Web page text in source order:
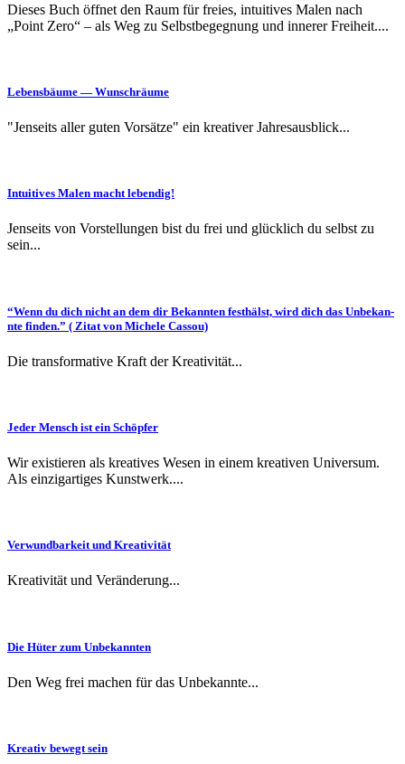
Dieses Buch öffnet den Raum für freies, intuitives Malen nach
„Point Zero“ – als Weg zu Selbstbegegnung und innerer Freiheit....
Lebens­bäume — Wunschräume
"Jenseits aller guten Vorsätze" ein kreativer Jahresausblick...
Intu­itives Malen macht lebendig!
Jenseits von Vorstellungen bist du frei und glücklich du selbst zu
sein...
“Wenn du dich nicht an dem dir Bekan­nten fes­thälst, wird dich das Unbekan­
nte find­en.” ( Zitat von Michele Cassou)
Die transformative Kraft der Kreativität...
Jed­er Men­sch ist ein Schöpfer
Wir existieren als kreatives Wesen in einem kreativen Universum.
Als einzigartiges Kunstwerk....
Ver­wund­barkeit und Kreativität
Kreativität und Veränderung...
Die Hüter zum Unbekannten
Den Weg frei machen für das Unbekannte...
Kreativ bewegt sein